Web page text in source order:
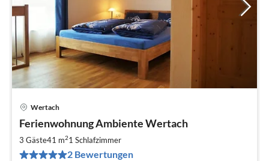
Wertach
Ferienwohnung Ambiente Wertach
3 Gäste41 m21 Schlafzimmer
2 Bewertungen